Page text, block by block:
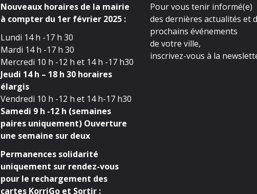
Nouveaux horaires de la mairie
à compter du 1er février 2025 :
Lundi 14 h -17 h 30
Mardi 14 h -17 h 30
Mercredi 10 h -12 h et 14 h -17 h30
Jeudi 14 h – 18 h 30 horaires
élargis
Vendredi 10 h -12 h et 14 h-17 h30
Samedi 9 h -12 h (semaines
paires uniquement) Ouverture
une semaine sur deux
Permanences solidarité
uniquement sur rendez-vous
pour le rechargement des
cartes KorriGo et Sortir :
Pour vous tenir informé(e)
des dernières actualités et
prochains événements
de votre ville,
inscrivez-vous à la